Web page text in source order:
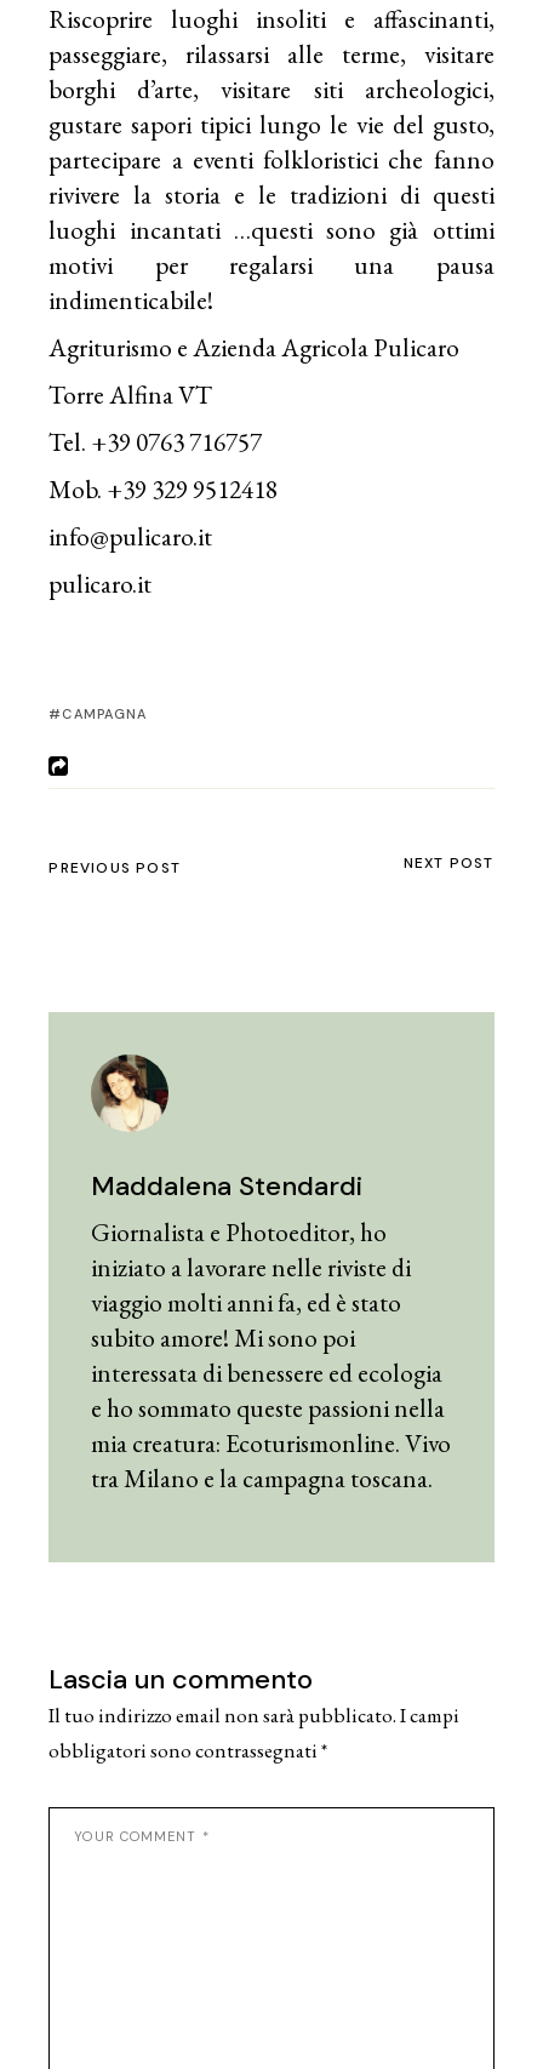
Riscoprire luoghi insoliti e affascinanti,
passeggiare, rilassarsi alle terme, visitare
borghi d’arte, visitare siti archeologici,
gustare sapori tipici lungo le vie del gusto,
partecipare a eventi folkloristici che fanno
rivivere la storia e le tradizioni di questi
luoghi incantati …questi sono già ottimi
motivi per regalarsi una pausa
indimenticabile!
Agriturismo e Azienda Agricola Pulicaro
Torre Alfina VT
Tel. +39 0763 716757
Mob. +39 329 9512418
info@pulicaro.it
pulicaro.it
CAMPAGNA
PREVIOUS POST NEXT POST
Maddalena Stendardi
Giornalista e Photoeditor, ho
iniziato a lavorare nelle riviste di
viaggio molti anni fa, ed è stato
subito amore! Mi sono poi
interessata di benessere ed ecologia
e ho sommato queste passioni nella
mia creatura: Ecoturismonline. Vivo
tra Milano e la campagna toscana.
Lascia un commento
Il tuo indirizzo email non sarà pubblicato.I campi
obbligatori sono contrassegnati*